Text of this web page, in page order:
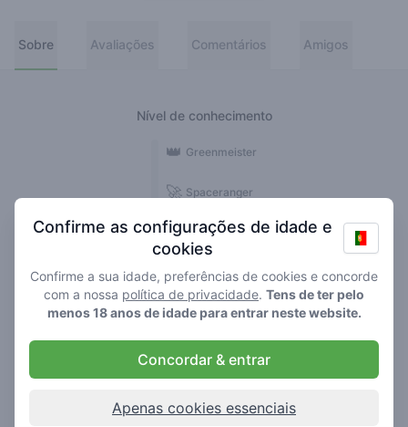
Sobre Avaliações Comentários Amigos
Nível de conhecimento
🍃 Smoker
🌱 Roller
🥦 Stoner
🚀 Spaceranger
👑 Greenmeister
Comentários
Confirme as configurações de idade e
cookies
Confirme a sua idade, preferências de cookies e concorde
com a nossa política de privacidade. Tens de ter pelo
menos 18 anos de idade para entrar neste website.
Concordar & entrar
Apenas cookies essenciais